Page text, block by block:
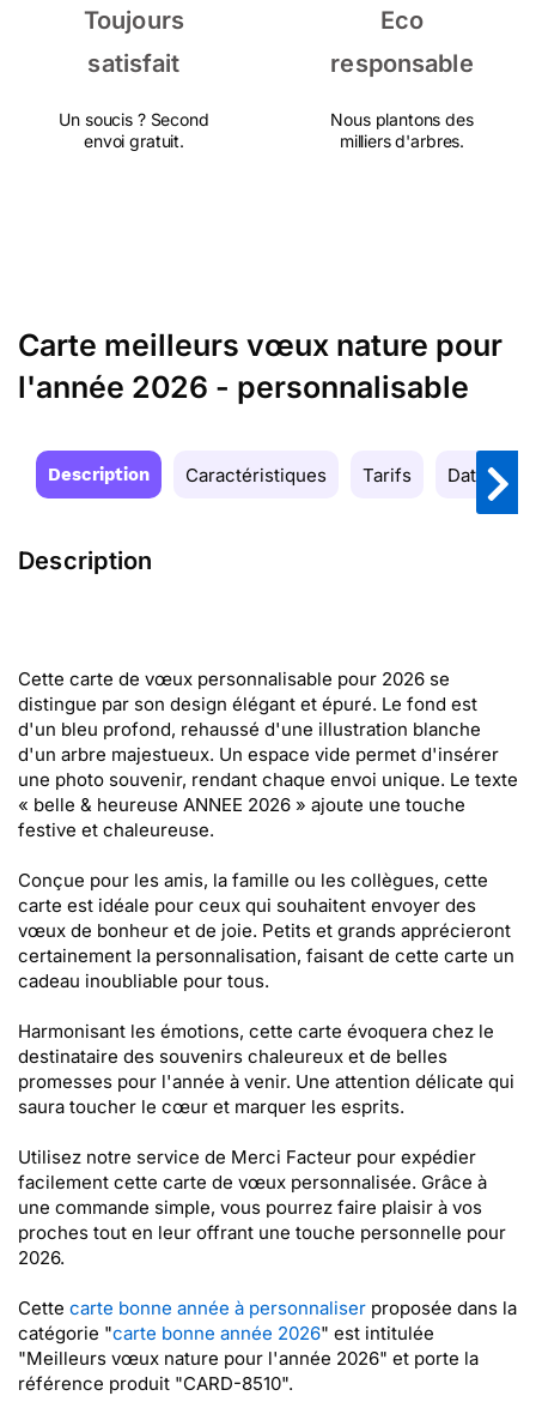
Toujours
satisfait
Un soucis ? Second
envoi gratuit.
Eco
responsable
Nous plantons des
milliers d'arbres.
Carte meilleurs vœux nature pour
l'année 2026 - personnalisable
Description Caractéristiques Tarifs Date de
Description
Cette carte de vœux personnalisable pour 2026 se
distingue par son design élégant et épuré. Le fond est
d'un bleu profond, rehaussé d'une illustration blanche
d'un arbre majestueux. Un espace vide permet d'insérer
une photo souvenir, rendant chaque envoi unique. Le texte
« belle & heureuse ANNEE 2026 » ajoute une touche
festive et chaleureuse.
Conçue pour les amis, la famille ou les collègues, cette
carte est idéale pour ceux qui souhaitent envoyer des
vœux de bonheur et de joie. Petits et grands apprécieront
certainement la personnalisation, faisant de cette carte un
cadeau inoubliable pour tous.
Harmonisant les émotions, cette carte évoquera chez le
destinataire des souvenirs chaleureux et de belles
promesses pour l'année à venir. Une attention délicate qui
saura toucher le cœur et marquer les esprits.
Utilisez notre service de Merci Facteur pour expédier
facilement cette carte de vœux personnalisée. Grâce à
une commande simple, vous pourrez faire plaisir à vos
proches tout en leur offrant une touche personnelle pour
2026.
Cette carte bonne année à personnaliser proposée dans la
catégorie "carte bonne année 2026" est intitulée
"Meilleurs vœux nature pour l'année 2026" et porte la
référence produit "CARD-8510".